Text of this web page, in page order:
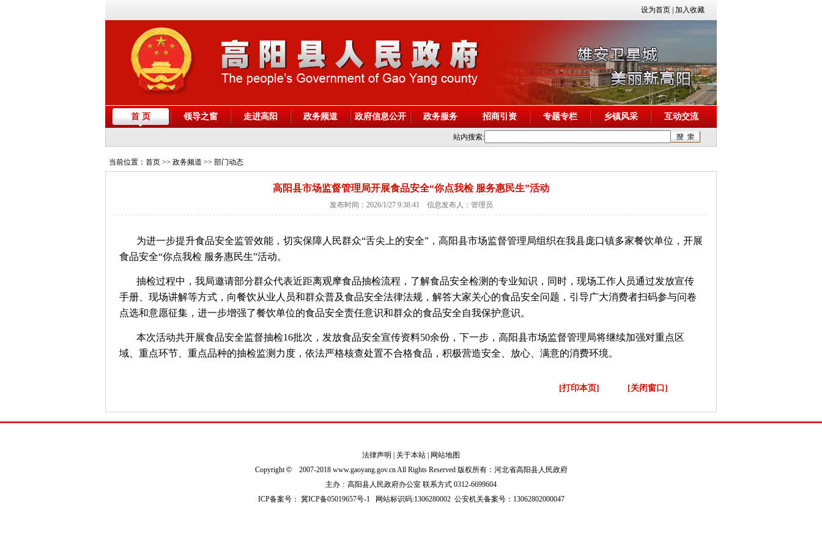
设为首页 加入收藏
首 页 领导之窗 走进高阳 政务频道 政府信息公开 政务服务 招商引资 专题专栏 乡镇风采 互动交流
站内搜索:
当前位置： 首页 >> 政务频道 >> 部门动态
高阳县市场监督管理局开展食品安全“你点我检 服务惠民生”活动
发布时间：2026/1/27 9:38:41 信息发布人：管理员
为进一步提升食品安全监管效能，切实保障人民群众“舌尖上的安全”，高阳县市场监督管理局组织在我县庞口镇多家餐饮单位，开展
食品安全“你点我检 服务惠民生”活动。
抽检过程中，我局邀请部分群众代表近距离观摩食品抽检流程，了解食品安全检测的专业知识，同时，现场工作人员通过发放宣传
手册、现场讲解等方式，向餐饮从业人员和群众普及食品安全法律法规，解答大家关心的食品安全问题，引导广大消费者扫码参与问卷
点选和意愿征集，进一步增强了餐饮单位的食品安全责任意识和群众的食品安全自我保护意识。
本次活动共开展食品安全监督抽检16批次，发放食品安全宣传资料50余份，下一步，高阳县市场监督管理局将继续加强对重点区
域、重点环节、重点品种的抽检监测力度，依法严格核查处置不合格食品，积极营造安全、放心、满意的消费环境。
[打印本页] [关闭窗口]
法律声明 关于本站
网站地图
Copyright©2007-2018 www.gaoyang.gov.cn All Rights Reserved 版权所有：河北省高阳县人民政府
主办：高阳县人民政府办公室 联系方式 0312-6699604
ICP备案号： 冀ICP备05019657号-1网站标识码:1306280002 公安机关备案号：13062802000047